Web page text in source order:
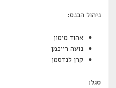
ניהול הכנס:
אהוד מימון
נועה רייכמן
קרן לנדסמן
סגל: